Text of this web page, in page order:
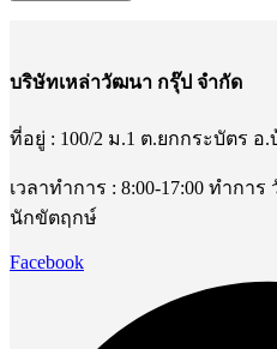
บริษัทเหล่าวัฒนา กรุ๊ป จำกัด
ที่อยู่ : 100/2 ม.1 ต.ยกกระบัตร
เวลาทำการ : 8:00-17:00 ทำกา
นักขัตฤกษ์
Facebook